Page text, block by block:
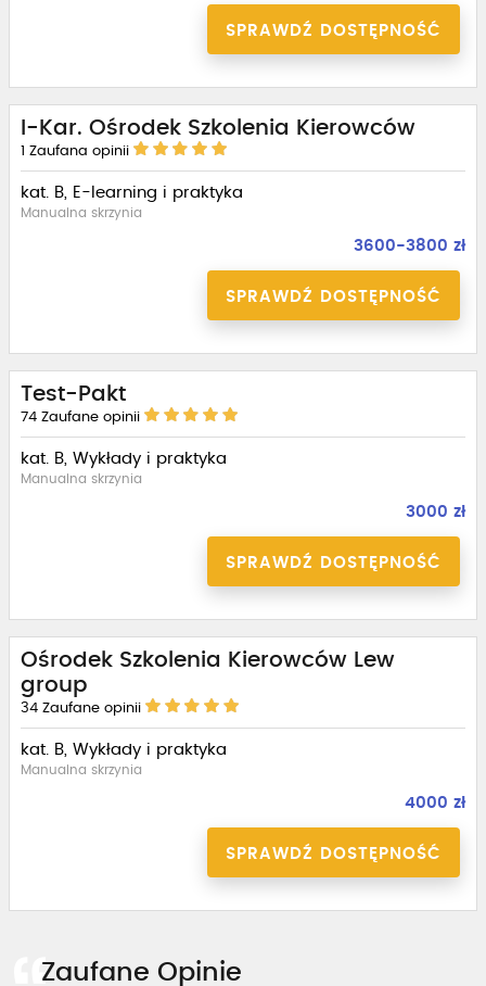
SPRAWDŹ DOSTĘPNOŚĆ
I-Kar. Ośrodek Szkolenia Kierowców
1 Zaufana opinii
kat. B, E-learning i praktyka
Manualna skrzynia
3600-3800 zł
SPRAWDŹ DOSTĘPNOŚĆ
Test-Pakt
74 Zaufane opinii
kat. B, Wykłady i praktyka
Manualna skrzynia
3000 zł
SPRAWDŹ DOSTĘPNOŚĆ
Ośrodek Szkolenia Kierowców Lew
group
34 Zaufane opinii
kat. B, Wykłady i praktyka
Manualna skrzynia
4000 zł
SPRAWDŹ DOSTĘPNOŚĆ
Zaufane Opinie